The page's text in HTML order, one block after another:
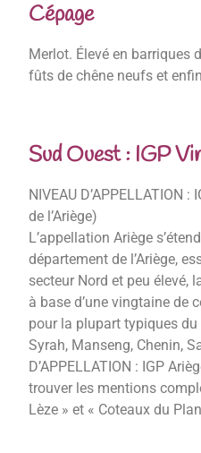
Cépage
Merlot. Élevé en barriques
fûts de chêne neufs et
Sud Ouest : IGP
NIVEAU D’APPELLATION
de l’Ariège)
L’appellation Ariège
département de l’Ariège,
secteur Nord et peu élevé,
à base d’une vingtaine de
pour la plupart typiques du
Syrah, Manseng, Chenin,
D’APPELLATION : IGP
trouver les mentions
Lèze » et « Coteaux du